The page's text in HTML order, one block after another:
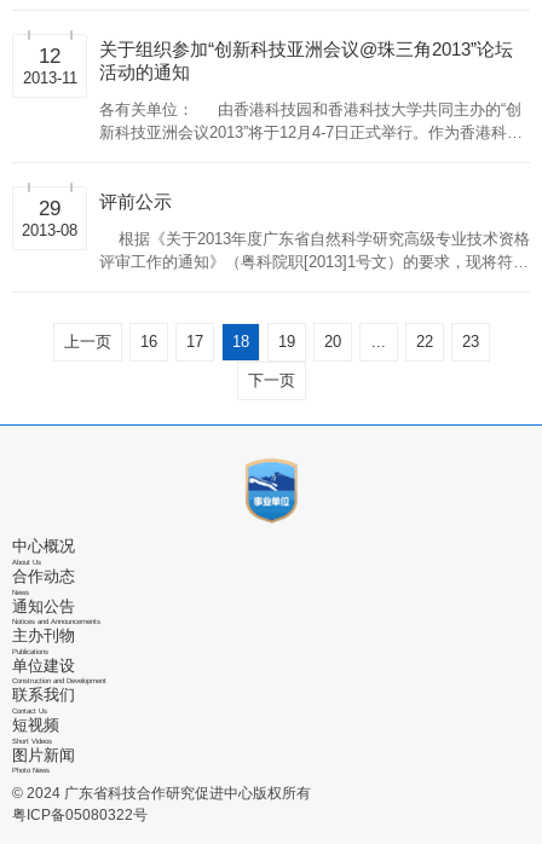
12
2013-11
关于组织参加“创新科技亚洲会议@珠三角2013”论坛
活动的通知
各有关单位： 由香港科技园和香港科技大学共同主办的“创
新科技亚洲会议2013”将于12月4-7日正式举行。作为香港科技
29
2013-08
评前公示
根据《关于2013年度广东省自然科学研究高级专业技术资格
评审工作的通知》（粤科院职[2013]1号文）的要求，现将符合
上一页
16 17 18 19 20 ... 22 23
下一页
中心概况
About Us
合作动态
News
通知公告
Notices and Announcements
主办刊物
Publications
单位建设
Construction and Development
联系我们
Contact Us
短视频
Short Videos
图片新闻
Photo News
© 2024 广东省科技合作研究促进中心版权所有
粤ICP备05080322号